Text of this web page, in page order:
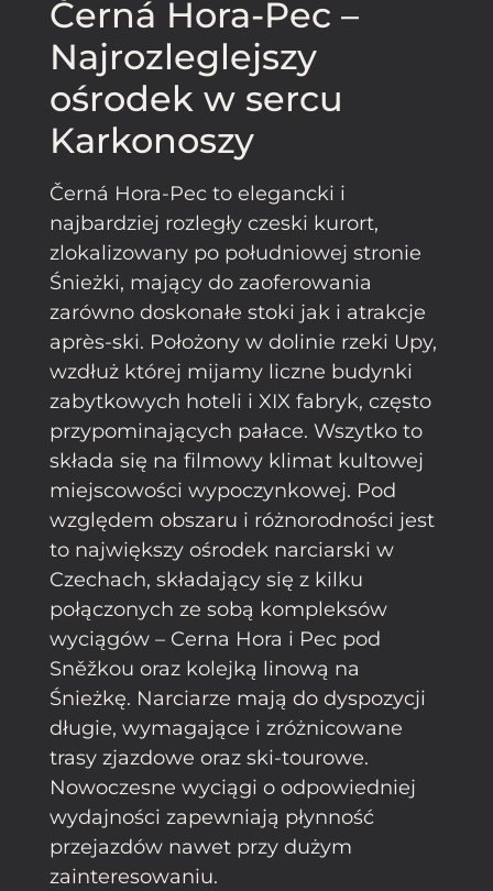
Černá Hora-Pec –
Najrozleglejszy
ośrodek w sercu
Karkonoszy
Černá Hora-Pec to elegancki i
najbardziej rozległy czeski kurort,
zlokalizowany po południowej stronie
Śnieżki, mający do zaoferowania
zarówno doskonałe stoki jak i atrakcje
après-ski. Położony w dolinie rzeki Upy,
wzdłuż której mijamy liczne budynki
zabytkowych hoteli i XIX fabryk, często
przypominających pałace. Wszytko to
składa się na filmowy klimat kultowej
miejscowości wypoczynkowej. Pod
względem obszaru i różnorodności jest
to największy ośrodek narciarski w
Czechach, składający się z kilku
połączonych ze sobą kompleksów
wyciągów – Cerna Hora i Pec pod
Sněžkou oraz kolejką linową na
Śnieżkę. Narciarze mają do dyspozycji
długie, wymagające i zróżnicowane
trasy zjazdowe oraz ski-tourowe.
Nowoczesne wyciągi o odpowiedniej
wydajności zapewniają płynność
przejazdów nawet przy dużym
zainteresowaniu.